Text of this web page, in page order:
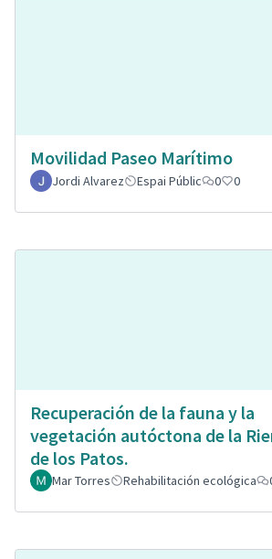
Movilidad Paseo Marítimo
Jordi Alvarez
Espai Públic 0 0
Recuperación de la fauna y la
vegetación autóctona de la
de los Patos.
Mar Torres Rehabilitación ecológica